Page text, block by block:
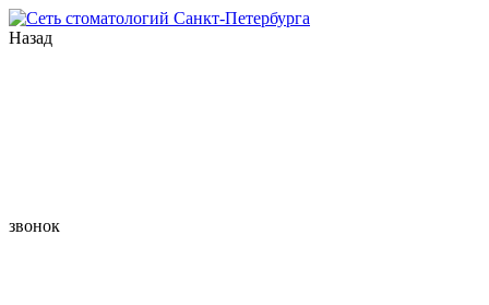
Назад
звонок